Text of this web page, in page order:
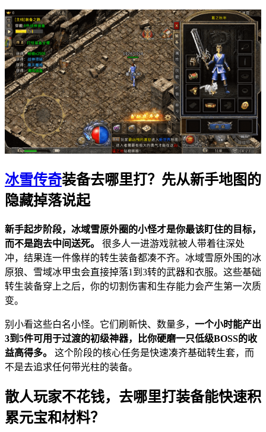
冰雪传奇装备去哪里打？先从新手地图的
隐藏掉落说起
新手起步阶段，冰域雪原外圈的小怪才是你最该盯住的目标，
而不是跑去中间送死。
很多人一进游戏就被人带着往深处
冲，结果连一件像样的转生装备都凑不齐。冰域雪原外围的冰
原狼、雪域冰甲虫会直接掉落1到3转的武器和衣服。这些基础
转生装备穿上之后，你的切割伤害和生存能力会产生第一次质
变。
别小看这些白名小怪。它们刷新快、数量多， 一个小时能产出
3到5件可用于过渡的初级神器，比你硬磨一只低级BOSS的收
益高得多。
这个阶段的核心任务是快速凑齐基础转生套，而
不是去追求任何带光柱的装备。
散人玩家不花钱，去哪里打装备能快速积
累元宝和材料？